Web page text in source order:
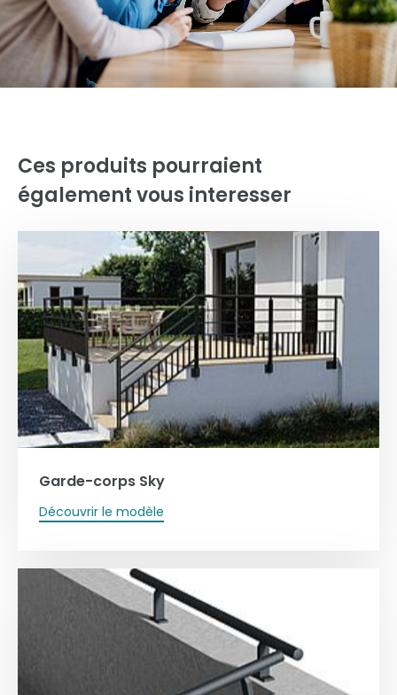
Ces produits pourraient
également vous interesser
Garde-corps Sky
Découvrir le modèle